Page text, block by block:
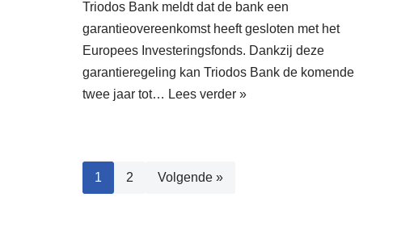
Triodos Bank meldt dat de bank een
garantieovereenkomst heeft gesloten met het
Europees Investeringsfonds. Dankzij deze
garantieregeling kan Triodos Bank de komende
twee jaar tot… Lees verder »
1 2 Volgende »